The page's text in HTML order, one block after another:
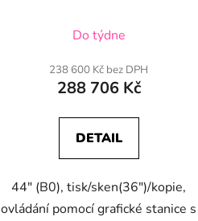
Do týdne
238 600 Kč bez DPH
288 706 Kč
DETAIL
44" (B0), tisk/sken(36")/kopie,
ovládání pomocí grafické stanice s